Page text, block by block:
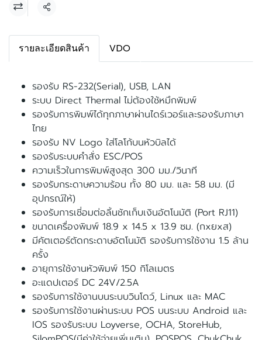
แชร์
รายละเอียดสินค้า VDO
รองรับ RS-232(Serial), USB, LAN
ระบบ Direct Thermal ไม่ต้องใช้หมึกพิมพ์
รองรับการพิมพ์ได้ทุกภาษาผ่านไดร์เวอร์และรองรับภาษา
ไทย
รองรับ NV Logo ใส่โลโก้บนหัวบิลได้
รองรับระบบคำสั่ง ESC/POS
ความเร็วในการพิมพ์สูงสุด 300 มม./วินาที
รองรับกระดาษความร้อน ทั้ง 80 มม. และ 58 มม. (มี
อุปกรณ์ให้)
รองรับการเชี่อมต่อลิ้นชักเก็บเงินอัตโนมัติ (Port RJ11)
ขนาดเครื่องพิมพ์ 18.9 x 14.5 x 13.9 ซม. (กxยxส)
มีคัตเตอร์ตัดกระดาษอัตโนมัติ รองรับการใช้งาน 1.5 ล้าน
ครั้ง
อายุการใช้งานหัวพิมพ์ 150 กิโลเมตร
อะแดปเตอร์ DC 24V/2.5A
รองรับการใช้งานบนระบบวินโดว์, Linux และ MAC
รองรับการใช้งานผ่านระบบ POS บนระบบ Android และ
IOS รองรับระบบ Loyverse, OCHA, StoreHub,